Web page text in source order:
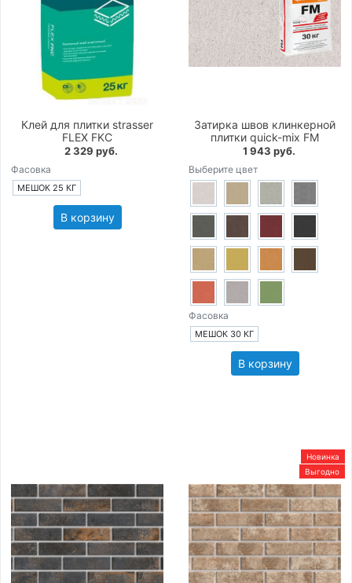
Клей для плитки strasser
FLEX FKC
2 329 руб.
Фасовка
МЕШОК 25 КГ
В корзину
Затирка швов клинкерной
плитки quick-mix FM
1 943 руб.
Выберите цвет
Фасовка
МЕШОК 30 КГ
В корзину
Новинка
Выгодно